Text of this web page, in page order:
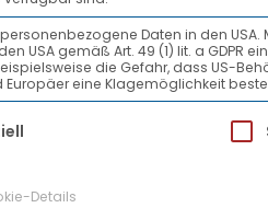
„All about
seinen
zur Qualität,
Daten in den
USA gemäß Art. 49 (1) lit. a GDPR
die Gefahr, dass US-
Europäer eine Klagemöglichkeit
der Service-
Details